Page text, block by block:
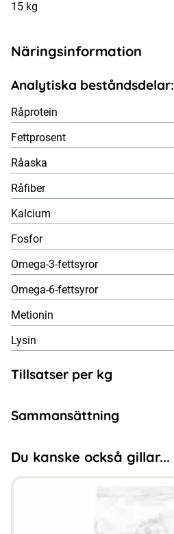
15 kg
Näringsinformation
Analytiska beståndsdelar:
Råprotein
Fettprosent
Råaska
Råfiber
Kalcium
Fosfor
Omega-3-fettsyror
Omega-6-fettsyror
Metionin
Lysin
Tillsatser per kg
Sammansättning
Du kanske också gillar...